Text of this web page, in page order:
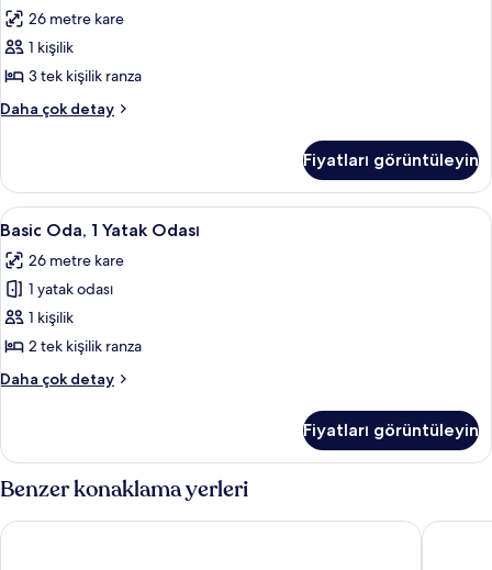
görün
hakkında
daha
detay
Oda,
Sadece
erkekler
için
için
tüm
fotoğrafları
görün
26 metre kare
1 kişilik
3 tek kişilik ranza
Daha çok detay
Ortak
erkekler
için
(6
hakkında
daha
fazla
detay
Fiyatları görüntüleyin
Basic
Oda,
1
Yatak
Odası
için
tüm
fotoğrafları
Duş, ücretsiz banyo/kozmetik
1
Basic Oda, 1 Yatak Odası
26 metre kare
1 yatak odası
1 kişilik
2 tek kişilik ranza
Daha çok detay
Basic
Odası
hakkında
daha
fazla
detay
Fiyatları görüntüleyin
Benzer konaklama yerleri
Bong Stay HERA